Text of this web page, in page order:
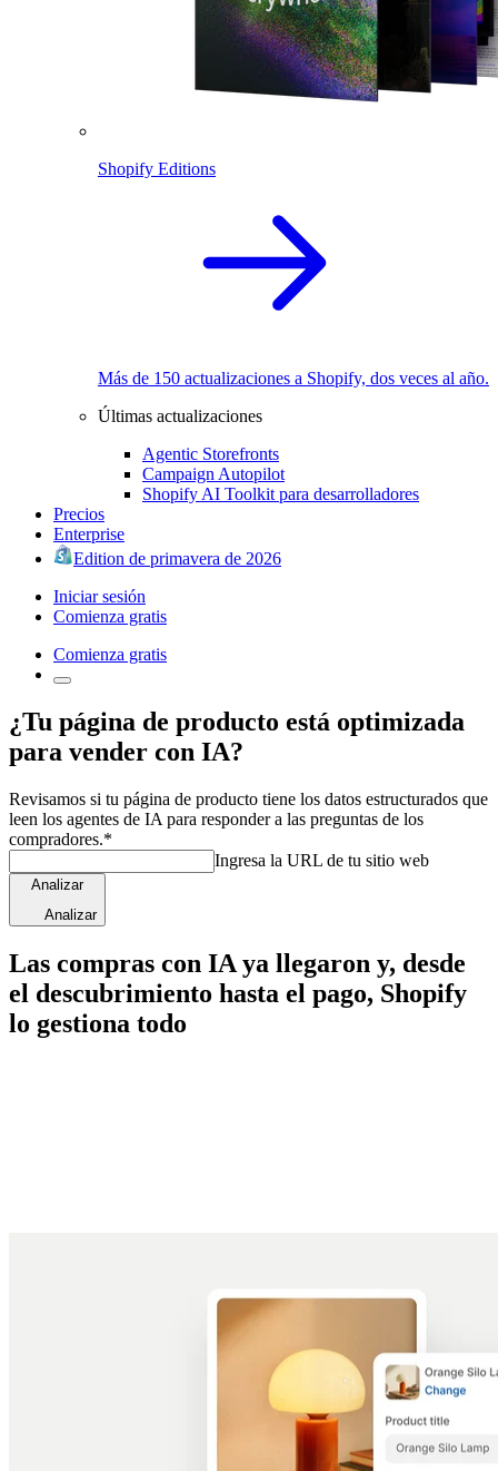
Shopify Editions
Más de 150 actualizaciones a Shopify, dos veces al año.
Últimas actualizaciones
Agentic Storefronts
Campaign Autopilot
Shopify AI Toolkit para desarrolladores
Precios
Enterprise
Edition de primavera de 2026
Iniciar sesión
Comienza gratis
Comienza gratis
¿Tu página de producto está optimizada
para vender con IA?
Revisamos si tu página de producto tiene los datos estructurados que
leen los agentes de IA para responder a las preguntas de los
compradores.*
Ingresa la URL de tu sitio web
Analizar
Analizar
Las compras con IA ya llegaron y, desde
el descubrimiento hasta el pago, Shopify
lo gestiona todo